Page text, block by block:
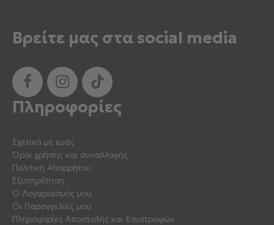
Βρείτε μας στα social media
Πληροφορίες
Σχετικά με εμάς
Όροι χρήσης και συναλλαγής
Πολιτική Απορρήτου
Εξυπηρέτηση
Ο Λογαριασμός μου
Οι Παραγγελίες μου
Πληροφορίες Αποστολής και Επιστροφών